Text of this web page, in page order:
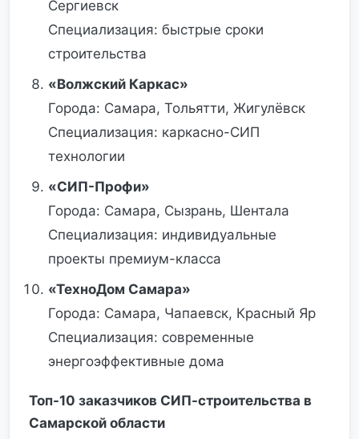
Сергиевск
Специализация: быстрые сроки
строительства
«Волжский Каркас»
Города: Самара, Тольятти, Жигулёвск
Специализация: каркасно-СИП
технологии
«СИП-Профи»
Города: Самара, Сызрань, Шентала
Специализация: индивидуальные
проекты премиум-класса
«ТехноДом Самара»
Города: Самара, Чапаевск, Красный Яр
Специализация: современные
энергоэффективные дома
Топ-10 заказчиков СИП-строительства в
Самарской области